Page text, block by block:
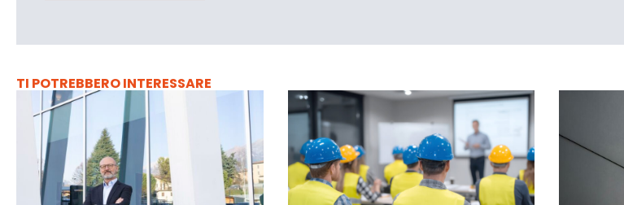
TI POTREBBERO INTERESSARE